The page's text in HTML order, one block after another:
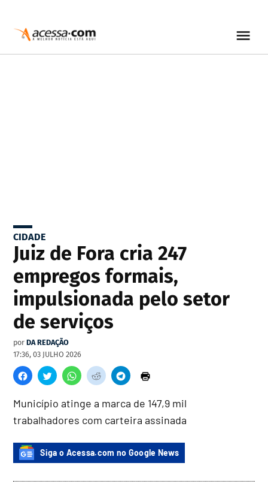
CIDADE
Juiz de Fora cria 247
empregos formais,
impulsionada pelo setor
de serviços
por DA REDAÇÃO
17:36, 03 JULHO 2026
Município atinge a marca de 147,9 mil
trabalhadores com carteira assinada
Siga o Acessa.com no Google News